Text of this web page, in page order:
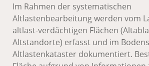
Im Rahmen der systematischen
Altlastenbearbeitung werden vom
altlast-verdächtigen Flächen
Altstandorte) erfasst und im
Altlastenkataster dokumentiert.